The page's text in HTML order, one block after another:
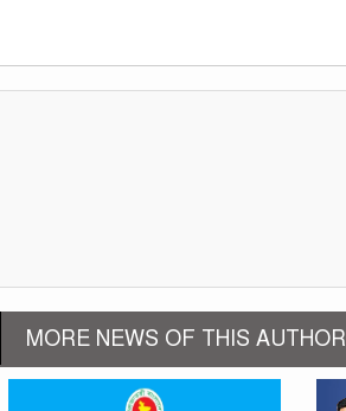
MORE NEWS OF THIS AUTHOR